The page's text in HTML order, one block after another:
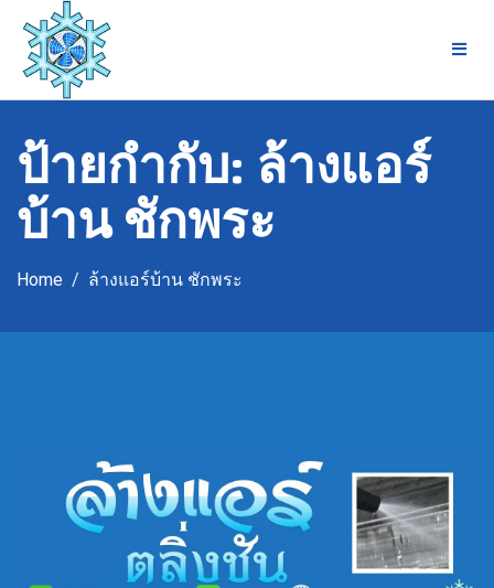
content
ป้ายกำกับ: ล้างแอร์
บ้าน ชักพระ
Home ล้างแอร์บ้าน ชักพระ